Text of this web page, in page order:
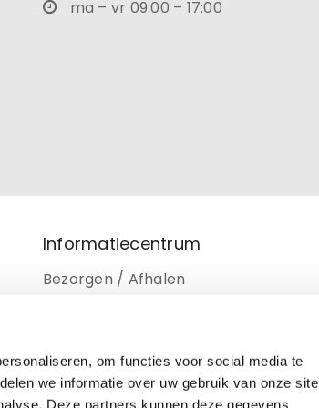
om functies voor social media te
we informatie over uw gebruik van onze site
Deze partners kunnen deze gegevens
ma – vr 09:00 – 17:00
Informatiecentrum
Bezorgen / Afhalen
Disclaimer